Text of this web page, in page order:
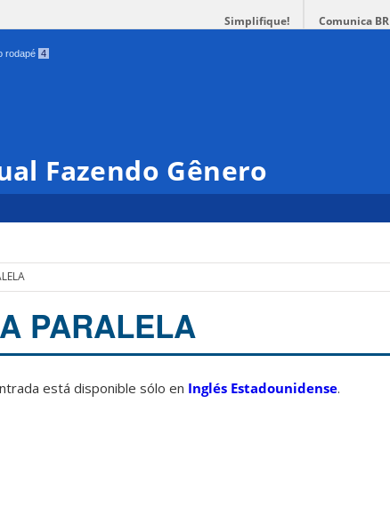
Simplifique! Comunica BR
rodapé 4
Fazendo Gênero
PARALELA
está disponible sólo en Inglés Estadounidense.